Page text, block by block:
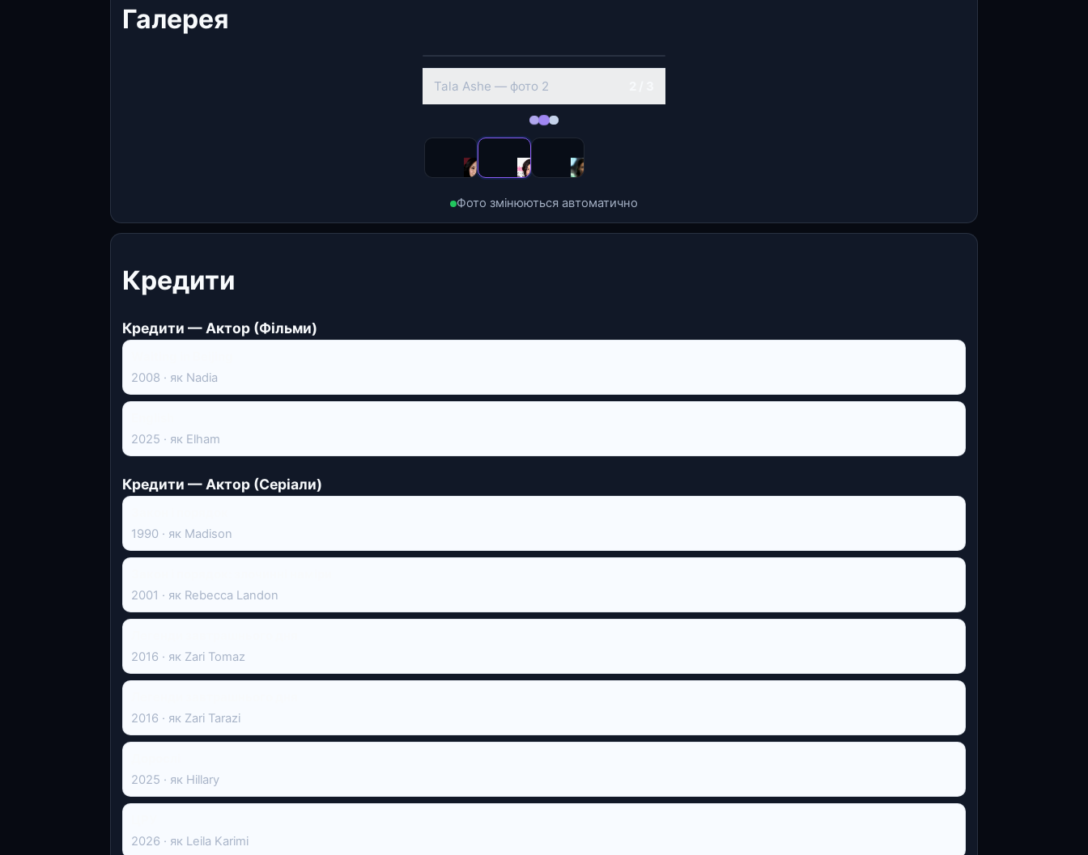
Галерея
‹ ›
Tala Ashe — фото 2
Фото змінюються автоматично
Кредити
Кредити — Актор (Фільми)
2008 · як Nadia
2025 · як Elham
Кредити — Актор (Серіали)
1990 · як Madison
2001 · як Rebecca Landon
2016 · як Zari Tomaz
2016 · як Zari Tarazi
2025 · як Hillary
2026 · як Leila Karimi